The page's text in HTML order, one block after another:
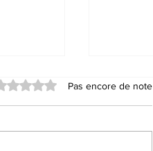
0 étoile sur 5.Pas encore de note